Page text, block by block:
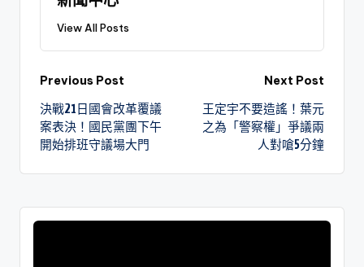
View All Posts
Previous Post
決戰21日國會改革覆議
案表決！國民黨團下午
開始排班守議場大門
Next Post
王定宇不要造謠！葉元
之為「警察權」爭議兩
人對嗆5分鐘